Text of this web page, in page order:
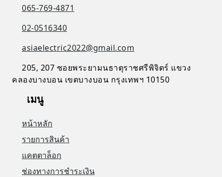
065-769-4871
02-0516340
asiaelectric2022@gmail.com
205, 207 ซอยพระยามนธาตุราชศรีพิจิตร์ แขวง
คลองบางบอน เขตบางบอน กรุงเทพฯ 10150
เมนู
หน้าหลัก
รายการสินค้า
แคตตาล็อก
ช่องทางการชำระเงิน